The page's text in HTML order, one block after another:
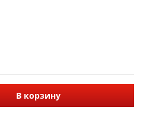
В корзину